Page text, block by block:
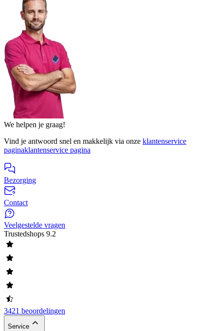
We helpen je graag!
Vind je antwoord snel en makkelijk via onze klantenservice
paginaklantenservice pagina
Bezorging
Contact
Veelgestelde vragen
Trustedshops 9.2
3421 beoordelingen
Service